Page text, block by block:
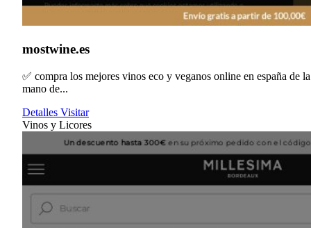
mostwine.es
✅ compra los mejores vinos eco y veganos online en españa de la
mano de...
Detalles Visitar
Vinos y Licores